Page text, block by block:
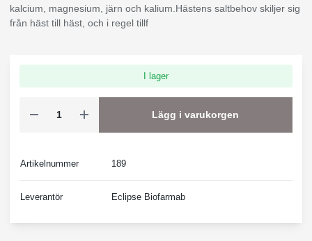
kalcium, magnesium, järn och kalium.Hästens saltbehov skiljer sig
från häst till häst, och i regel tillf
I lager
Lägg i varukorgen
Artikelnummer 189
Leverantör Eclipse Biofarmab